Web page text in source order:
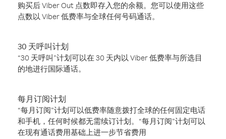
购买后 Viber Out 点数即存入您的余额。您可以使用这些
点数以 Viber 低费率与全球任何号码通话。
30 天呼叫计划
“30 天呼叫”计划可以在 30 天内以 Viber 低费率与所选目
的地进行国际通话。
每月订阅计划
“每月订阅”计划可以低费率随意拨打全球的任何固定电话
和手机，任何时候都无需续订计划。“每月订阅”计划可以
在现有通话费用基础上进一步节省费用